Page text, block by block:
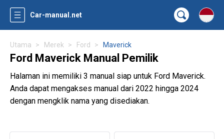
Car-manual.net
Utama Merek Ford Maverick
Ford Maverick Manual Pemilik
Halaman ini memiliki 3 manual siap untuk Ford Maverick.
Anda dapat mengakses manual dari 2022 hingga 2024
dengan mengklik nama yang disediakan.